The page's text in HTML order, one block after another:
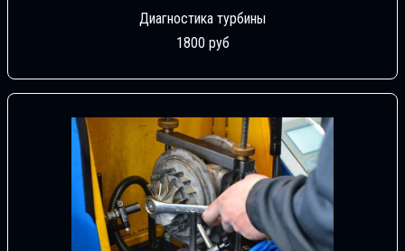
Диагностика турбины
1800 руб